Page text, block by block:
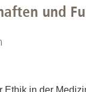
und
Ethik in der